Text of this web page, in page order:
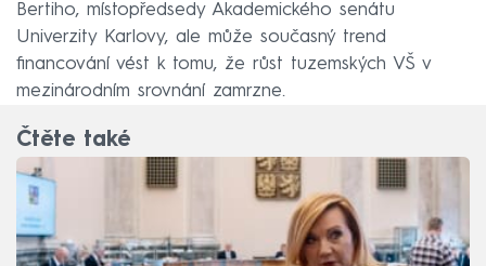
Bertiho, místopředsedy Akademického senátu
Univerzity Karlovy, ale může současný trend
financování vést k tomu, že růst tuzemských VŠ v
mezinárodním srovnání zamrzne.
Čtěte také